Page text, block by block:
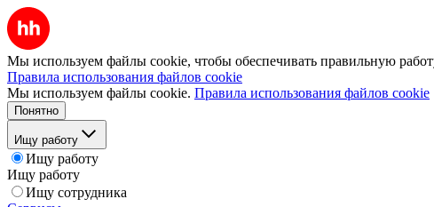
Мы используем файлы cookie, чтобы обеспечивать правильную
Правила использования файлов cookie
Мы используем файлы cookie. Правила использования файлов cookie
Понятно
Ищу работу
Ищу работу
Ищу работу
Ищу сотрудника